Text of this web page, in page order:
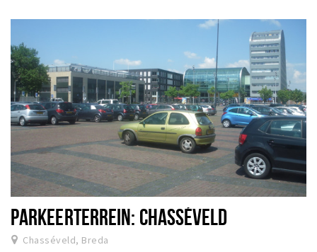
PARKEERTERREIN: CHASSÉVELD
Chasséveld, Breda